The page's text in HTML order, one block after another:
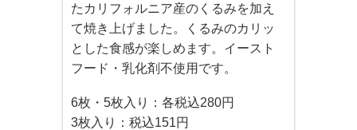
たカリフォルニア産のくるみを加え
て焼き上げました。くるみのカリッ
とした食感が楽しめます。イースト
フード・乳化剤不使用です。
6枚・5枚入り：各税込280円
3枚入り：税込151円